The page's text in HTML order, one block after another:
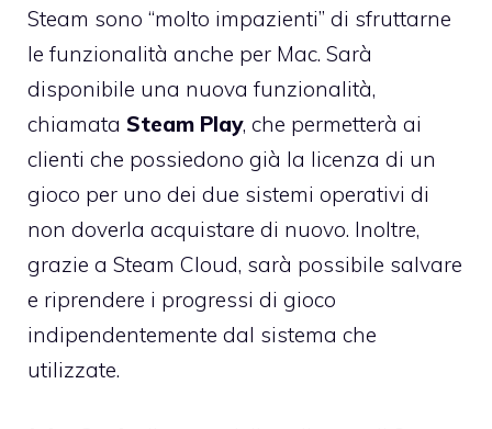
Steam sono “molto impazienti” di sfruttarne
le funzionalità anche per Mac. Sarà
disponibile una nuova funzionalità,
chiamata Steam Play, che permetterà ai
clienti che possiedono già la licenza di un
gioco per uno dei due sistemi operativi di
non doverla acquistare di nuovo. Inoltre,
grazie a Steam Cloud, sarà possibile salvare
e riprendere i progressi di gioco
indipendentemente dal sistema che
utilizzate.